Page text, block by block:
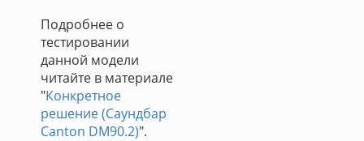
Подробнее о
тестировании
данной модели
читайте в материале
"Конкретное
решение (Саундбар
Canton DM90.2)".